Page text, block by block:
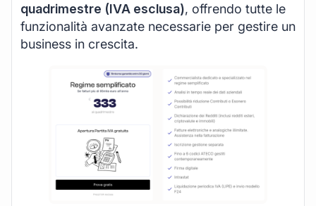
quadrimestre (IVA esclusa), offrendo tutte le
funzionalità avanzate necessarie per gestire un
business in crescita.